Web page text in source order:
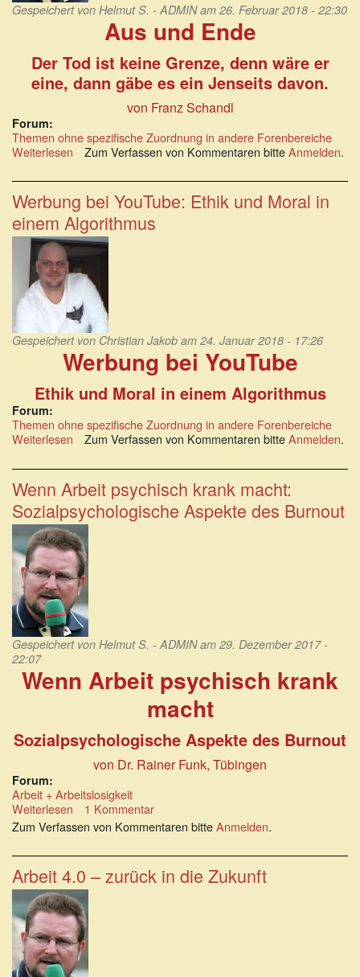
Gespeichert von Helmut S. - ADMINam 26. Februar 2018 - 22:30
Aus und Ende
Der Tod ist keine Grenze, denn wäre er
eine, dann gäbe es ein Jenseits davon.
von Franz Schandl
Forum:
Themen ohne spezifische Zuordnung in andere Forenbereiche
Weiterlesen über
und
Ende:
Der
Tod
ist
keine
Grenze,
denn
wäre
er
eine,
dann
gäbe
es
Jenseits
Zum Verfassen von Kommentaren bitteAnmelden.
Werbung bei YouTube: Ethik und Moral in
einem Algorithmus
Gespeichert von Christian Jakob am 24. Januar 2018 - 17:26
Werbung bei YouTube
Ethik und Moral in einem Algorithmus
Forum:
Themen ohne spezifische Zuordnung in andere Forenbereiche
Weiterlesen über
bei
YouTube:
Ethik
und
Moral
in
einem
Algorithmus
Zum Verfassen von Kommentaren bitteAnmelden.
Wenn Arbeit psychisch krank macht:
Sozialpsychologische Aspekte des Burnout
Gespeichert von Helmut S. - ADMINam 29. Dezember 2017 -
22:07
Wenn Arbeit psychisch krank
macht
Sozialpsychologische Aspekte des Burnout
von Dr. Rainer Funk, Tübingen
Forum:
Arbeit + Arbeitslosigkeit
Weiterlesen über
Wenn
psychisch
macht:
Sozialpsychologische
Aspekte
des
Burnout
1 Kommentar
Zum Verfassen von Kommentaren bitteAnmelden.
Arbeit 4.0 – zurück in die Zukunft